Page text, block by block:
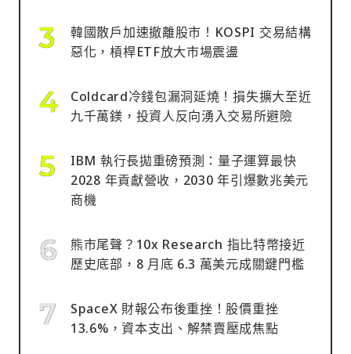
韓國散戶加速撤離股市！KOSPI 交易結構
惡化，槓桿ETF放大市場震盪
Coldcard冷錢包漏洞延燒！損失擴大至近
九千萬鎂，投資人反向湧入交易所避險
IBM 執行長拋重磅預測：量子運算最快
2028 年貢獻營收，2030 年引爆數兆美元
商機
熊市尾聲？10x Research 指比特幣接近
歷史底部，8 月底 6.3 萬美元成關鍵門檻
SpaceX 財報公布後重挫！股價重挫
13.6%，資本支出、解禁賣壓成焦點